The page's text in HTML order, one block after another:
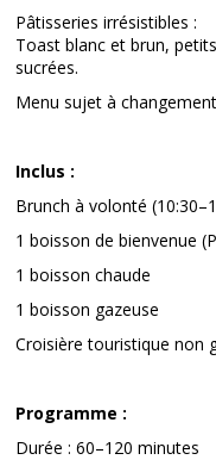
Pâtisseries irrésistibles :
Toast blanc et brun,
sucrées.
Menu sujet à
Inclus :
Brunch à volonté
1 boisson de bienvenue
1 boisson chaude
1 boisson gazeuse
Croisière touristique non
Programme :
Durée : 60–120 minutes